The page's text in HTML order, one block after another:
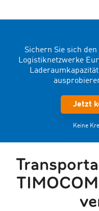
Sichern Sie sich
Logistiknetzwerke
Jetzt
Keine